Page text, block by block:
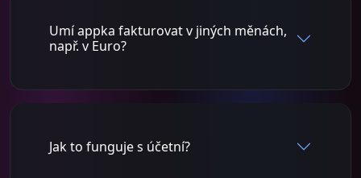
Umí appka fakturovat v jiných měnách,
např. v Euro?
Jak to funguje s účetní?